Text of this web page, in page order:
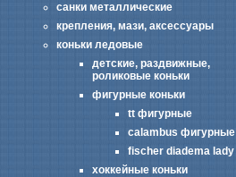
санки металлические
крепления, мази, аксессуары
коньки ледовые
детские, раздвижные,
роликовые коньки
фигурные коньки
tt фигурные
calambus фигурные
fischer diadema lady
хоккейные коньки